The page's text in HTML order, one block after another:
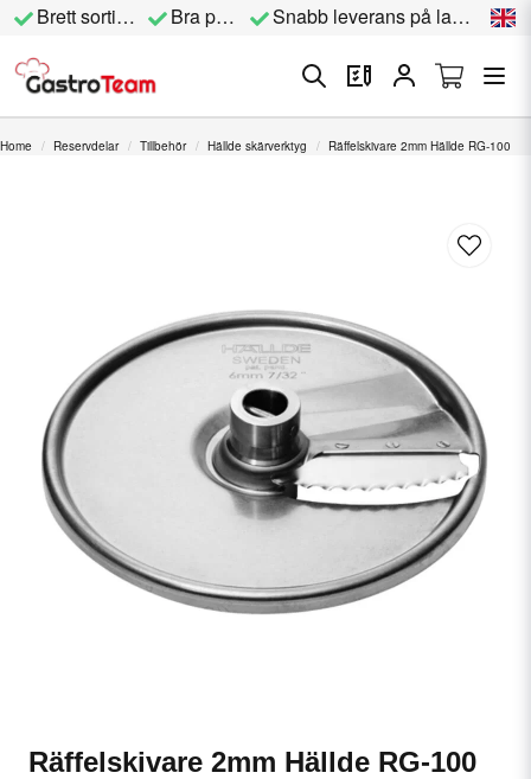
Brett sortiment Bra priser Snabb leverans på lagervara
Home Reservdelar Tillbehör Hällde skärverktyg Räffelskivare 2mm Hällde RG-100
Räffelskivare 2mm Hällde RG-100